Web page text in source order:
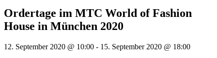
Ordertage im MTC World of Fashion
House in München 2020
12. September 2020 @ 10:00 - 15. September 2020 @ 18:00